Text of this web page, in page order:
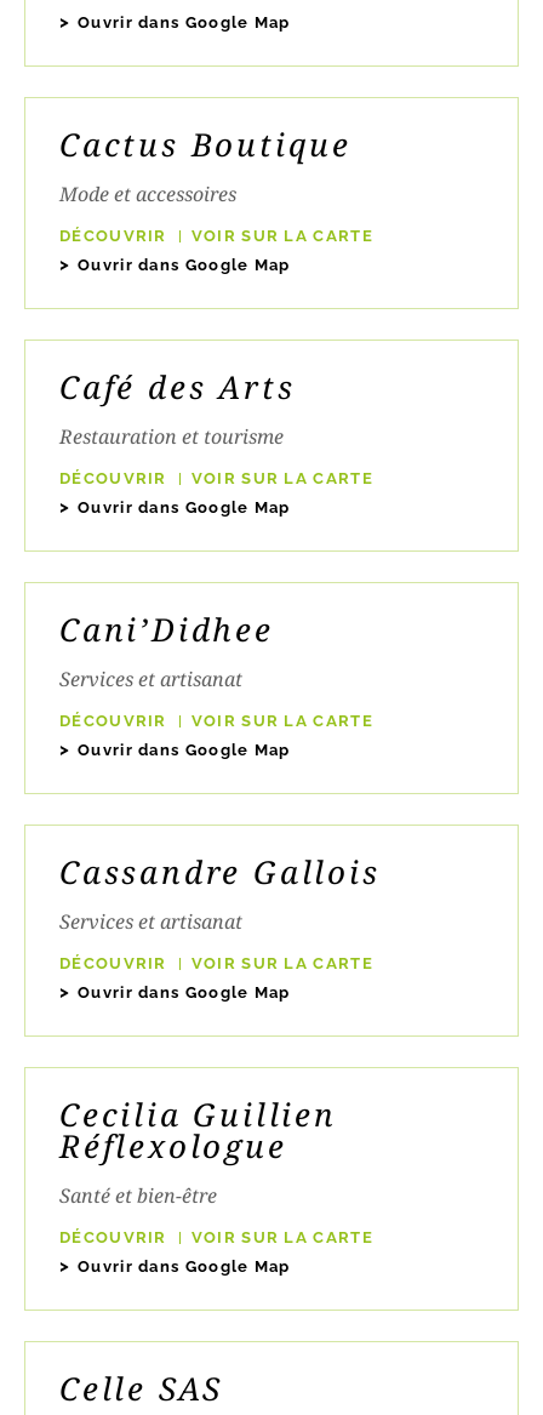
Ouvrir dans Google Map
Cactus Boutique
Mode et accessoires
DÉCOUVRIR
VOIR SUR LA CARTE
Ouvrir dans Google Map
Café des Arts
Restauration et tourisme
DÉCOUVRIR
VOIR SUR LA CARTE
Ouvrir dans Google Map
Cani’Didhee
Services et artisanat
DÉCOUVRIR
VOIR SUR LA CARTE
Ouvrir dans Google Map
Cassandre Gallois
Services et artisanat
DÉCOUVRIR
VOIR SUR LA CARTE
Ouvrir dans Google Map
Cecilia Guillien
Réflexologue
Santé et bien-être
DÉCOUVRIR
VOIR SUR LA CARTE
Ouvrir dans Google Map
Celle SAS